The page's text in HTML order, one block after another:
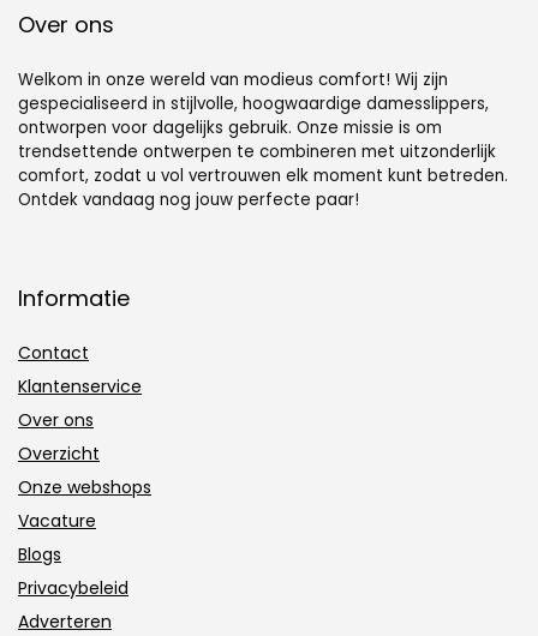
Over ons
Welkom in onze wereld van modieus comfort! Wij zijn
gespecialiseerd in stijlvolle, hoogwaardige damesslippers,
ontworpen voor dagelijks gebruik. Onze missie is om
trendsettende ontwerpen te combineren met uitzonderlijk
comfort, zodat u vol vertrouwen elk moment kunt betreden.
Ontdek vandaag nog jouw perfecte paar!
Informatie
Contact
Klantenservice
Over ons
Overzicht
Onze webshops
Vacature
Blogs
Privacybeleid
Adverteren